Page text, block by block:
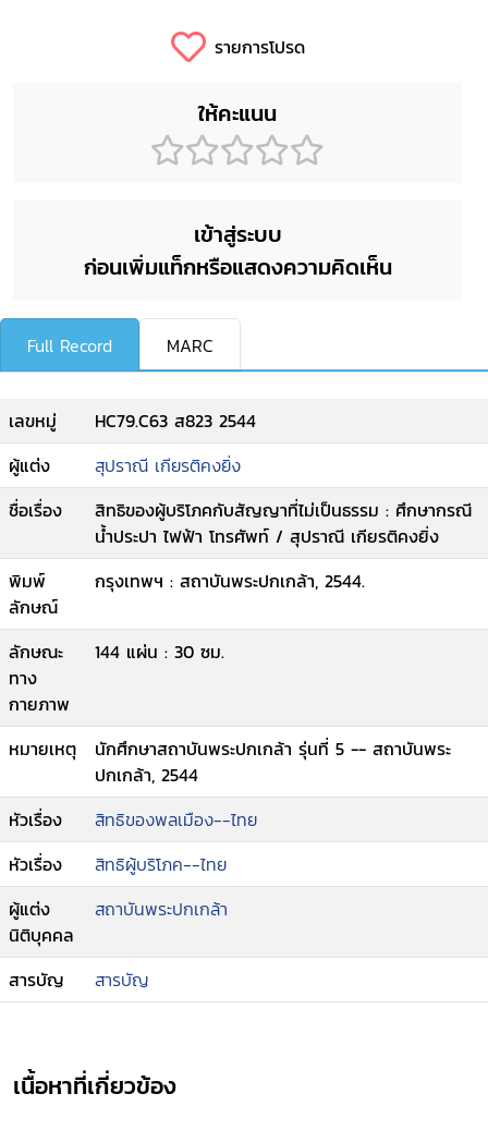
รายการโปรด
ให้คะแนน
เข้าสู่ระบบ
ก่อนเพิ่มแท็กหรือแสดงความคิดเห็น
Full Record MARC
เลขหมู่
HC79.C63 ส823 2544
ผู้แต่ง
สุปราณี เกียรติคงยิ่ง
ชื่อเรื่อง
สิทธิของผู้บริโภคกับสัญญาที่ไม่เป็นธรรม : ศึกษากรณี
น้ำประปา ไฟฟ้า โทรศัพท์ / สุปราณี เกียรติคงยิ่ง
พิมพ์
ลักษณ์
กรุงเทพฯ : สถาบันพระปกเกล้า, 2544.
ลักษณะ
ทาง
กายภาพ
144 แผ่น : 30 ซม.
หมายเหตุ
นักศึกษาสถาบันพระปกเกล้า รุ่นที่ 5 -- สถาบันพระ
ปกเกล้า, 2544
หัวเรื่อง
สิทธิของพลเมือง--ไทย
หัวเรื่อง
สิทธิผู้บริโภค--ไทย
ผู้แต่ง
นิติบุคคล
สถาบันพระปกเกล้า
สารบัญ สารบัญ
เนื้อหาที่เกี่ยวข้อง